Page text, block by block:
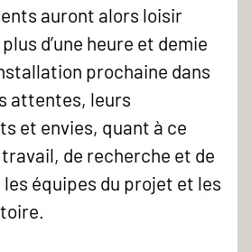
auront alors loisir
d’une heure et demie
prochaine dans
attentes, leurs
et envies, quant à ce
de recherche et de
équipes du projet et les